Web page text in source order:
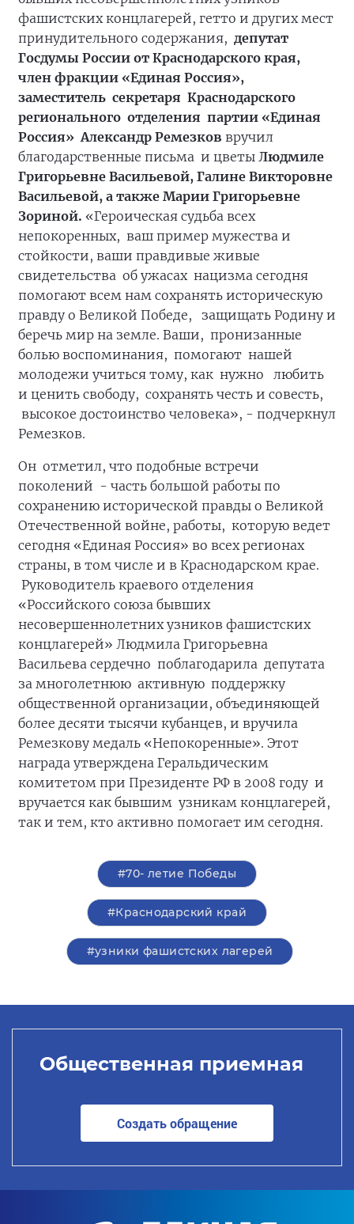
фашистских концлагерей, гетто и других мест
принудительного содержания, депутат
Госдумы России от Краснодарского края,
член фракции «Единая Россия»,
заместитель секретаря Краснодарского
регионального отделения партии «Единая
Россия» Александр Ремезков вручил
благодарственные письма и цветы Людмиле
Григорьевне Васильевой, Галине Викторовне
Васильевой, а также Марии Григорьевне
Зориной. «Героическая судьба всех
непокоренных, ваш пример мужества и
стойкости, ваши правдивые живые
свидетельства об ужасах нацизма сегодня
помогают всем нам сохранять историческую
правду о Великой Победе, защищать Родину и
беречь мир на земле. Ваши, пронизанные
болью воспоминания, помогают нашей
молодежи учиться тому, как нужно любить
и ценить свободу, сохранять честь и совесть,
высокое достоинство человека», - подчеркнул
Ремезков.
Он отметил, что подобные встречи
поколений - часть большой работы по
сохранению исторической правды о Великой
Отечественной войне, работы, которую ведет
сегодня «Единая Россия» во всех регионах
страны, в том числе и в Краснодарском крае.
Руководитель краевого отделения
«Российского союза бывших
несовершеннолетних узников фашистских
концлагерей» Людмила Григорьевна
Васильева сердечно поблагодарила депутата
за многолетнюю активную поддержку
общественной организации, объединяющей
более десяти тысячи кубанцев, и вручила
Ремезкову медаль «Непокоренные». Этот
награда утверждена Геральдическим
комитетом при Президенте РФ в 2008 году и
вручается как бывшим узникам концлагерей,
так и тем, кто активно помогает им сегодня.
#70- летие Победы
#Краснодарский край
#узники фашистских лагерей
Общественная приемная
Создать обращение